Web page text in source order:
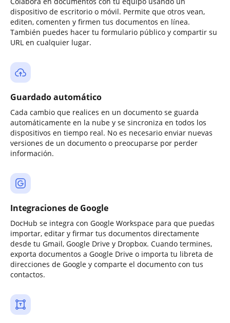
dispositivo de escritorio o móvil. Permite que otros vean,
editen, comenten y firmen tus documentos en línea.
También puedes hacer tu formulario público y compartir su
URL en cualquier lugar.
Guardado automático
Cada cambio que realices en un documento se guarda
automáticamente en la nube y se sincroniza en todos los
dispositivos en tiempo real. No es necesario enviar nuevas
versiones de un documento o preocuparse por perder
información.
Integraciones de Google
DocHub se integra con Google Workspace para que puedas
importar, editar y firmar tus documentos directamente
desde tu Gmail, Google Drive y Dropbox. Cuando termines,
exporta documentos a Google Drive o importa tu libreta de
direcciones de Google y comparte el documento con tus
contactos.